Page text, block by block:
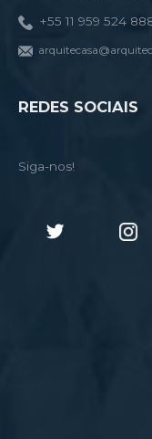
+55 11 959 524
REDES SOCIAIS
Siga-nos!